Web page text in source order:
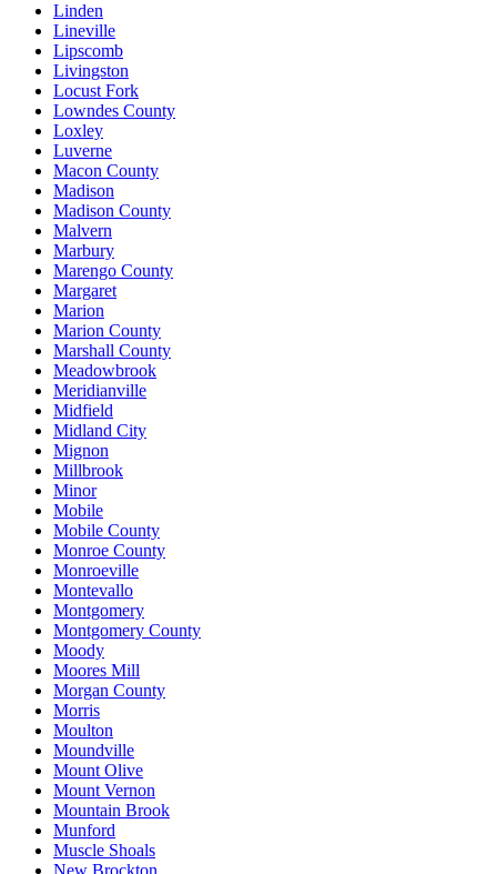
Linden
Lineville
Lipscomb
Livingston
Locust Fork
Lowndes County
Loxley
Luverne
Macon County
Madison
Madison County
Malvern
Marbury
Marengo County
Margaret
Marion
Marion County
Marshall County
Meadowbrook
Meridianville
Midfield
Midland City
Mignon
Millbrook
Minor
Mobile
Mobile County
Monroe County
Monroeville
Montevallo
Montgomery
Montgomery County
Moody
Moores Mill
Morgan County
Morris
Moulton
Moundville
Mount Olive
Mount Vernon
Mountain Brook
Munford
Muscle Shoals
New Brockton